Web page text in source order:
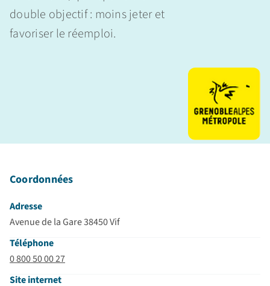
double objectif : moins jeter et
favoriser le réemploi.
Coordonnées
Adresse
Avenue de la Gare 38450 Vif
Téléphone
0 800 50 00 27
Site internet